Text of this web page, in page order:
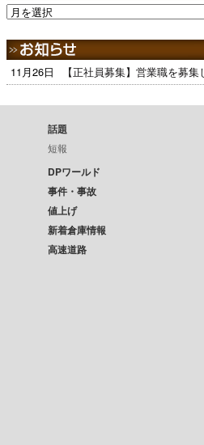
11月26日 【正社員募集】営業職を募集
話題
短報
DPワールド
事件・事故
値上げ
新着倉庫情報
高速道路